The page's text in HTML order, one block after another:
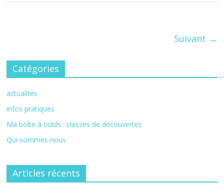
Suivant →
Catégories
actualités
infos pratiques
Ma boîte à outils : classes de découvertes
Qui sommes nous
Articles récents